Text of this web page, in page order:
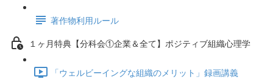
著作物利用ルール
１ヶ月特典【分科会①企業＆全て】ポジティブ組織心理学
「ウェルビーイングな組織のメリット」録画講義